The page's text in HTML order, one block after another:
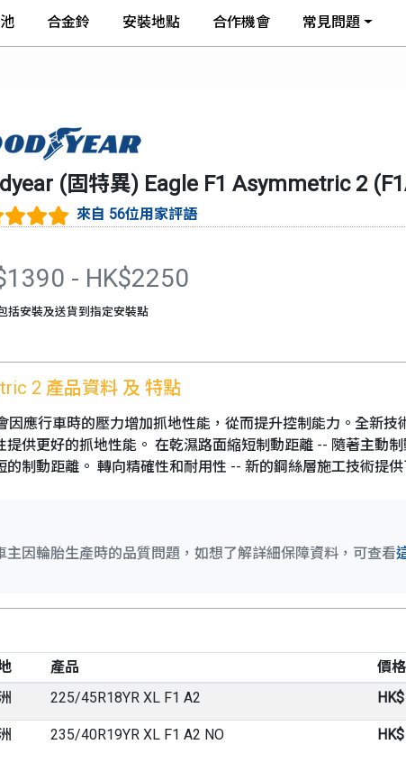
合金鈴 安裝地點 合作機會 常見問題
(固特異) Eagle F1 Asymmetric 2 (
來自 56位用家評語
1390 - HK$2250
括安裝及送貨到指定安裝點
2 產品資料 及 特點
因應行車時的壓力增加抓地性能，從而提升控制能力。全新
供更好的抓地性能。 在乾濕路面縮短制動距離 -- 隨著主動
制動距離。 轉向精確性和耐用性 -- 新的鋼絲層施工技術提
因輪胎生產時的品質問題，如想了解詳細保障資料，可查看
產品
價格
225/45R18YR XL F1 A2
235/40R19YR XL F1 A2 NO